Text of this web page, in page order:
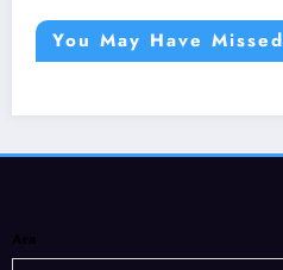
You May Have Missed
Ara